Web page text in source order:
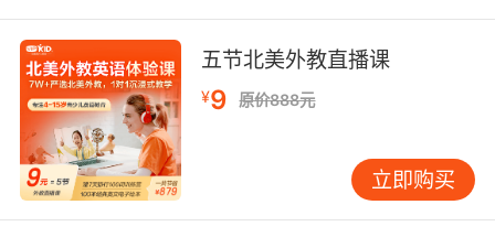
期调整为1天-3天-7天-15天，配合电子打卡系统
形成正反馈。北京四中实验班数据显示，采用番
茄工作法+康奈尔笔记组合的学生，单元测试成绩
波动幅度降低42%。建议建立学习能量监测仪，
用颜色标注每日学习状态：绿色代表高效时段
（早读/晚辅），黄色为常规时段（课堂），红色
为疲劳时段（课后）。特别要注意错题管理，将
错误分为粗心类知识盲区类审题偏差类，分别用
五节北美外教直播课
¥9 原价888元
立即购买